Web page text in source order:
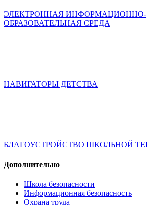
ЭЛЕКТРОННАЯ ИНФОРМАЦИОННО-
ОБРАЗОВАТЕЛЬНАЯ СРЕДА
НАВИГАТОРЫ ДЕТСТВА
БЛАГОУСТРОЙСТВО ШКОЛЬНОЙ
Дополнительно
Школа безопасности
Информационная безопасность
Охрана труда